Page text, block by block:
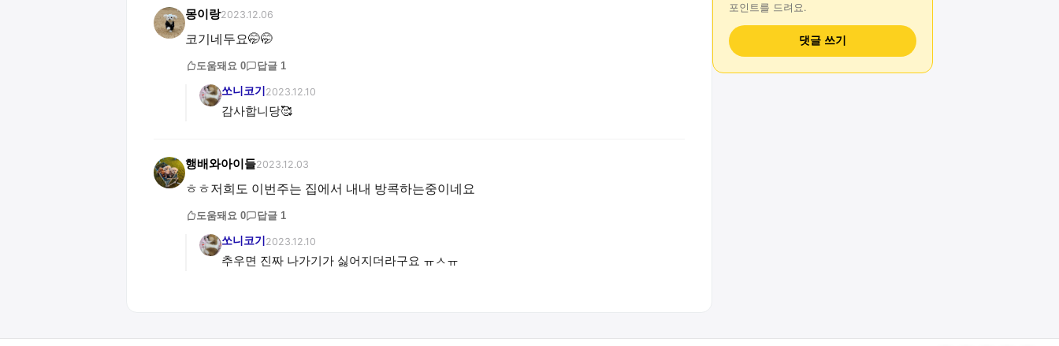
몽이랑2023.12.06
코기네두요🤭🤭
도움돼요 0 답글 1
쏘니코기 2023.12.10
감사합니당🥰
행배와아이들2023.12.03
ㅎㅎ저희도 이번주는 집에서 내내 방콕하는중이네요
도움돼요 0 답글 1
쏘니코기 2023.12.10
추우면 진짜 나가기가 싫어지더라구요 ㅠㅅㅠ
포인트를 드려요.
댓글 쓰기